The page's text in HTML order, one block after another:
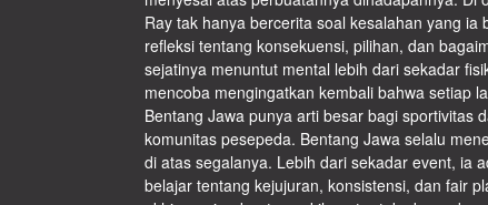
Ray tak hanya bercerita soal kesalahan yang ia
refleksi tentang konsekuensi, pilihan, dan
sejatinya menuntut mental lebih dari sekadar
mencoba mengingatkan kembali bahwa setiap
Bentang Jawa punya arti besar bagi sportivitas
komunitas pesepeda. Bentang Jawa selalu
di atas segalanya. Lebih dari sekadar event, ia
belajar tentang kejujuran, konsistensi, dan fair